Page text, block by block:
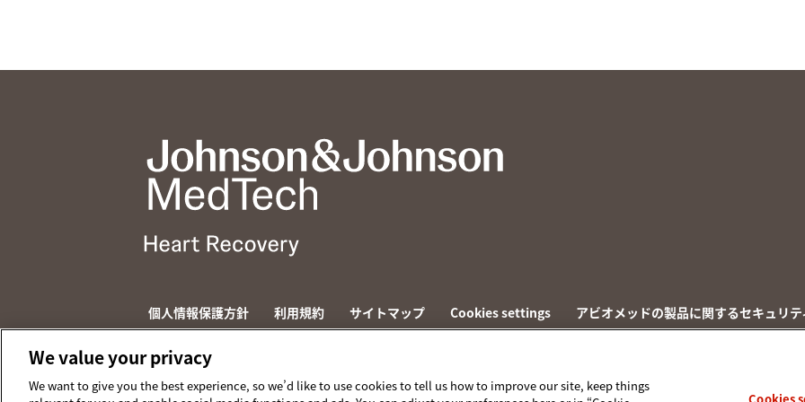
個人情報保護方針 利用規約 サイトマップ Cookies settings アビオメッドの製品に関するセキュリテ
© 2026 ABIOMED. All rights reserved.
We value your privacy
We want to give you the best experience, so we’d like to use cookies to tell us how to improve our site, keep things
Cookies